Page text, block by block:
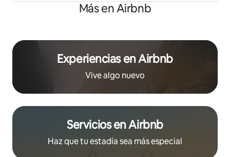
Más en Airbnb
Experiencias en Airbnb
Vive algo nuevo
Servicios en Airbnb
Haz que tu estadía sea más especial